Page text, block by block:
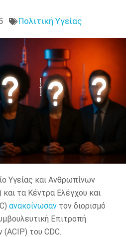
Πολιτική Υγείας
Υγείας και Ανθρωπίνων
τα Κέντρα Ελέγχου και
ανακοίνωσαν τον διορισμό
Επιτροπή
του CDC.